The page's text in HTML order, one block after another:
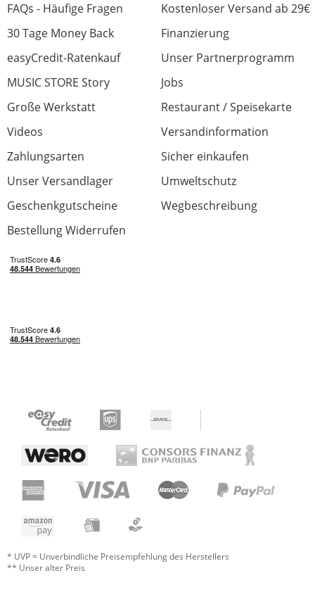
FAQs - Häufige Fragen
Kostenloser Versand ab 29€
30 Tage Money Back
Finanzierung
easyCredit-Ratenkauf
Unser Partnerprogramm
MUSIC STORE Story
Jobs
Große Werkstatt
Restaurant / Speisekarte
Videos
Versandinformation
Zahlungsarten
Sicher einkaufen
Unser Versandlager
Umweltschutz
Geschenkgutscheine
Wegbeschreibung
Bestellung Widerrufen
* UVP = Unverbindliche Preisempfehlung des Herstellers
** Unser alter Preis